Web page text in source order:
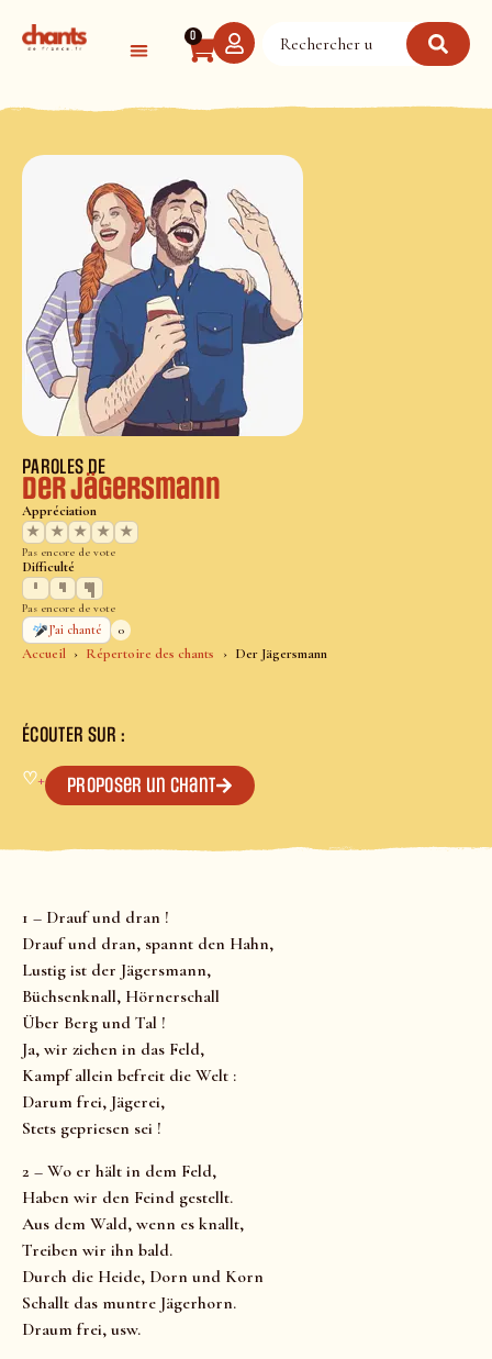
0
Accueil Répertoire des chants Der Jägersmann
PAROLES DE
Der Jägersmann
Appréciation
★
★ ★ ★ ★
Pas encore de vote
Difficulté
Pas encore de vote
J’ai chanté
0
ÉCOUTER SUR :
♡+ Proposer un chant
1 – Drauf und dran !
Drauf und dran, spannt den Hahn,
Lustig ist der Jägersmann,
Büchsenknall, Hörnerschall
Über Berg und Tal !
Ja, wir ziehen in das Feld,
Kampf allein befreit die Welt :
Darum frei, Jägerei,
Stets gepriesen sei !
2 – Wo er hält in dem Feld,
Haben wir den Feind gestellt.
Aus dem Wald, wenn es knallt,
Treiben wir ihn bald.
Durch die Heide, Dorn und Korn
Schallt das muntre Jägerhorn.
Draum frei, usw.